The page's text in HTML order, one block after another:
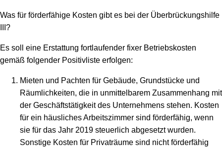
Was für förderfähige Kosten gibt es bei der Überbrückungshilfe
III?
Es soll eine Erstattung fortlaufender fixer Betriebskosten
gemäß folgender Positivliste erfolgen:
Mieten und Pachten für Gebäude, Grundstücke und
Räumlichkeiten, die in unmittelbarem Zusammenhang mit
der Geschäftstätigkeit des Unternehmens stehen. Kosten
für ein häusliches Arbeitszimmer sind förderfähig, wenn
sie für das Jahr 2019 steuerlich abgesetzt wurden.
Sonstige Kosten für Privaträume sind nicht förderfähig